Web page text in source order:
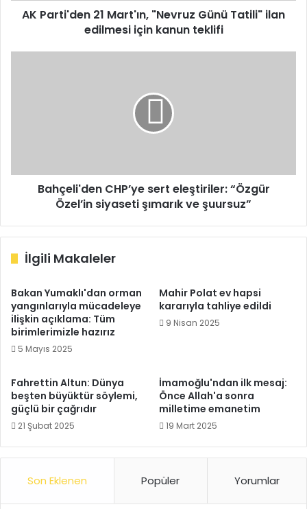
içinAK Parti'den 21 Mart'ın, "Nevruz Günü Tatili" ilan
edilmesi için kanun teklifi
ve
şuursuz”Bahçeli'den CHP’ye sert eleştiriler: “Özgür
Özel’in siyaseti şımarık ve şuursuz”
İlgili Makaleler
Bakan Yumaklı'dan orman
yangınlarıyla mücadeleye
ilişkin açıklama: Tüm
birimlerimizle hazırız
5 Mayıs 2025
Mahir Polat ev hapsi
kararıyla tahliye edildi
9 Nisan 2025
Fahrettin Altun: Dünya
beşten büyüktür söylemi,
güçlü bir çağrıdır
21 Şubat 2025
İmamoğlu'ndan ilk mesaj:
Önce Allah'a sonra
milletime emanetim
19 Mart 2025
Son Eklenen Popüler Yorumlar